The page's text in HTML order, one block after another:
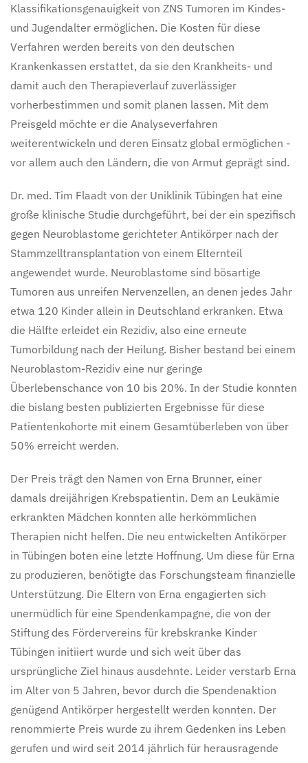
Klassifikationsgenauigkeit von ZNS Tumoren im Kindes-
und Jugendalter ermöglichen. Die Kosten für diese
Verfahren werden bereits von den deutschen
Krankenkassen erstattet, da sie den Krankheits- und
damit auch den Therapieverlauf zuverlässiger
vorherbestimmen und somit planen lassen. Mit dem
Preisgeld möchte er die Analyseverfahren
weiterentwickeln und deren Einsatz global ermöglichen -
vor allem auch den Ländern, die von Armut geprägt sind.
Dr. med. Tim Flaadt von der Uniklinik Tübingen hat eine
große klinische Studie durchgeführt, bei der ein spezifisch
gegen Neuroblastome gerichteter Antikörper nach der
Stammzelltransplantation von einem Elternteil
angewendet wurde. Neuroblastome sind bösartige
Tumoren aus unreifen Nervenzellen, an denen jedes Jahr
etwa 120 Kinder allein in Deutschland erkranken. Etwa
die Hälfte erleidet ein Rezidiv, also eine erneute
Tumorbildung nach der Heilung. Bisher bestand bei einem
Neuroblastom-Rezidiv eine nur geringe
Überlebenschance von 10 bis 20%. In der Studie konnten
die bislang besten publizierten Ergebnisse für diese
Patientenkohorte mit einem Gesamtüberleben von über
50% erreicht werden.
Der Preis trägt den Namen von Erna Brunner, einer
damals dreijährigen Krebspatientin. Dem an Leukämie
erkrankten Mädchen konnten alle herkömmlichen
Therapien nicht helfen. Die neu entwickelten Antikörper
in Tübingen boten eine letzte Hoffnung. Um diese für Erna
zu produzieren, benötigte das Forschungsteam finanzielle
Unterstützung. Die Eltern von Erna engagierten sich
unermüdlich für eine Spendenkampagne, die von der
Stiftung des Fördervereins für krebskranke Kinder
Tübingen initiiert wurde und sich weit über das
ursprüngliche Ziel hinaus ausdehnte. Leider verstarb Erna
im Alter von 5 Jahren, bevor durch die Spendenaktion
genügend Antikörper hergestellt werden konnten. Der
renommierte Preis wurde zu ihrem Gedenken ins Leben
gerufen und wird seit 2014 jährlich für herausragende